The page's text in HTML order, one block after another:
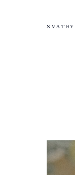
SVATBY